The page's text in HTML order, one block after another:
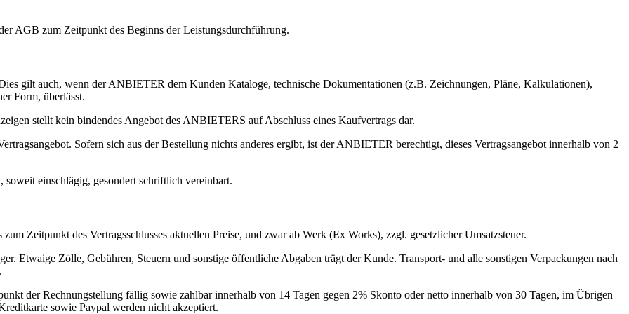
AGB zum Zeitpunkt des Beginns der Leistungsdurchführung.
gilt auch, wenn der ANBIETER dem Kunden Kataloge, technische Dokumentationen (z.B. Zeichnungen, Pläne, Kalkulationen),
Form, überlässt.
stellt kein bindendes Angebot des ANBIETERS auf Abschluss eines Kaufvertrags dar.
Sofern sich aus der Bestellung nichts anderes ergibt, ist der ANBIETER berechtigt, dieses Vertragsangebot innerhalb von 2
einschlägig, gesondert schriftlich vereinbart.
Zeitpunkt des Vertragsschlusses aktuellen Preise, und zwar ab Werk (Ex Works), zzgl. gesetzlicher Umsatzsteuer.
Etwaige Zölle, Gebühren, Steuern und sonstige öffentliche Abgaben trägt der Kunde. Transport- und alle sonstigen Verpackungen nach
der Rechnungstellung fällig sowie zahlbar innerhalb von 14 Tagen gegen 2% Skonto oder netto innerhalb von 30 Tagen, im Übrigen
sowie Paypal werden nicht akzeptiert.